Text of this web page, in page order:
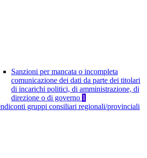
Sanzioni per mancata o incompleta
comunicazione dei dati da parte dei titolari
di incarichi politici, di amministrazione, di
direzione o di governo 1
gruppi consiliari regionali/provinciali